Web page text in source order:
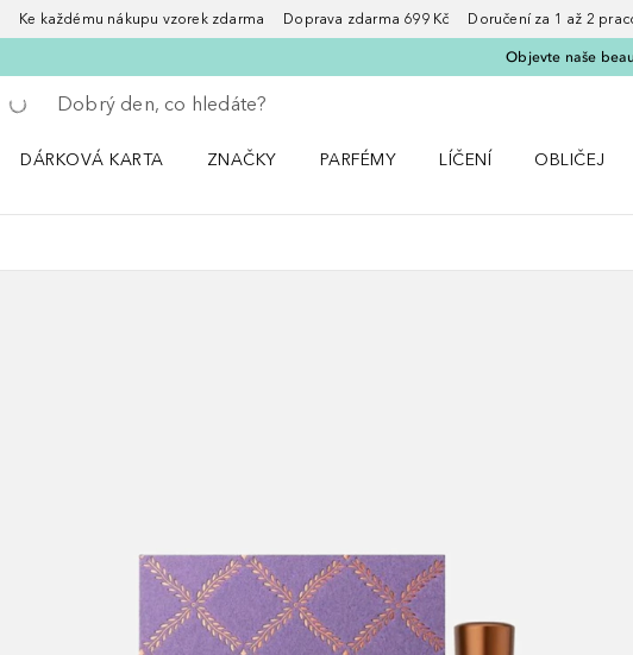
Ke každému nákupu vzorek zdarma Doprava zdarma 699 Kč Doručení za 1 až 2
Objevte naše
Vraťte se
Proveďte vyhledávání
DÁRKOVÁ KARTA
ZNAČKY
PARFÉMY
LÍČENÍ
OBLIČEJ